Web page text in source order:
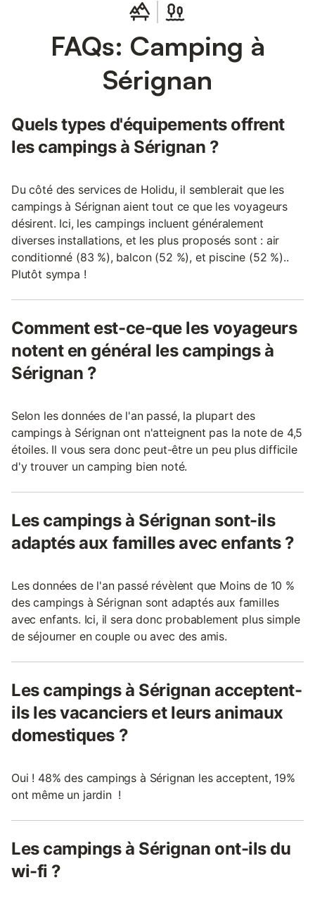
FAQs: Camping à
Sérignan
Quels types d'équipements offrent
les campings à Sérignan ?
Du côté des services de Holidu, il semblerait que les
campings à Sérignan aient tout ce que les voyageurs
désirent. Ici, les campings incluent généralement
diverses installations, et les plus proposés sont : air
conditionné (83 %), balcon (52 %), et piscine (52 %)..
Plutôt sympa !
Comment est-ce-que les voyageurs
notent en général les campings à
Sérignan ?
Selon les données de l'an passé, la plupart des
campings à Sérignan ont n'atteignent pas la note de 4,5
étoiles. Il vous sera donc peut-être un peu plus difficile
d'y trouver un camping bien noté.
Les campings à Sérignan sont-ils
adaptés aux familles avec enfants ?
Les données de l'an passé révèlent que Moins de 10 %
des campings à Sérignan sont adaptés aux familles
avec enfants. Ici, il sera donc probablement plus simple
de séjourner en couple ou avec des amis.
Les campings à Sérignan acceptent-
ils les vacanciers et leurs animaux
domestiques ?
Oui ! 48% des campings à Sérignan les acceptent, 19%
ont même un jardin !
Les campings à Sérignan ont-ils du
wi-fi ?